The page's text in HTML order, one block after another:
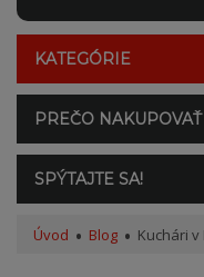
KATEGÓRIE
PREČO
SPÝTAJTE SA!
Úvod Blog Kuchári